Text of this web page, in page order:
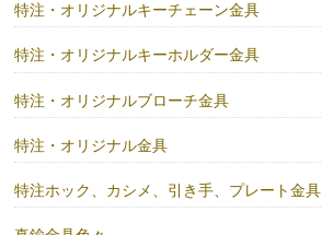
特注・オリジナルキーチェーン金具
特注・オリジナルキーホルダー金具
特注・オリジナルブローチ金具
特注・オリジナル金具
特注ホック、カシメ、引き手、プレート金具